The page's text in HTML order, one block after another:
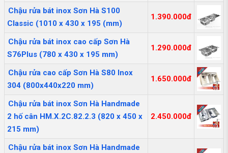
Chậu rửa bát inox Sơn Hà S100
Classic (1010 x 430 x 195 (mm)
1.390.000đ
Chậu rửa bát inox cao cấp Sơn Hà
S76Plus (780 x 430 x 195 mm)
1.290.000đ
Chậu rửa cao cấp Sơn Hà S80 Inox
304 (800x440x220 mm)
1.650.000đ
Chậu rửa bát inox Sơn Hà Handmade
2 hố cân HM.X.2C.82.2.3 (820 x 450 x
215 mm)
2.450.000đ
Chậu rửa bát inox Sơn Hà Handmade